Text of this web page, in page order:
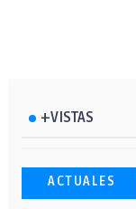
+VISTAS
Esto ha
ha dejado
Ahorra y
más
Microsoft
y
ACTUALES